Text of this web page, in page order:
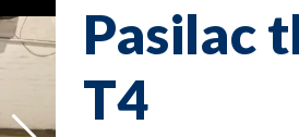
Pasilac
T4